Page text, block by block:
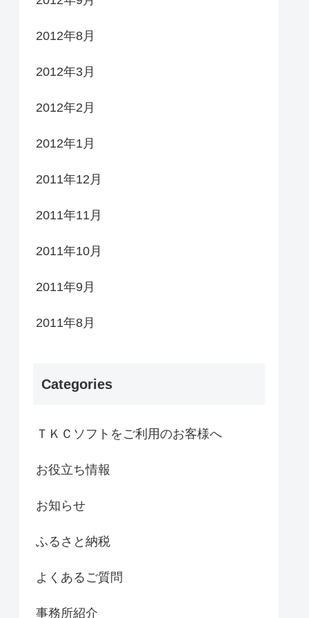
2012年8月
2012年3月
2012年2月
2012年1月
2011年12月
2011年11月
2011年10月
2011年9月
2011年8月
Categories
ＴＫＣソフトをご利用のお客様へ
お役立ち情報
お知らせ
ふるさと納税
よくあるご質問
事務所紹介